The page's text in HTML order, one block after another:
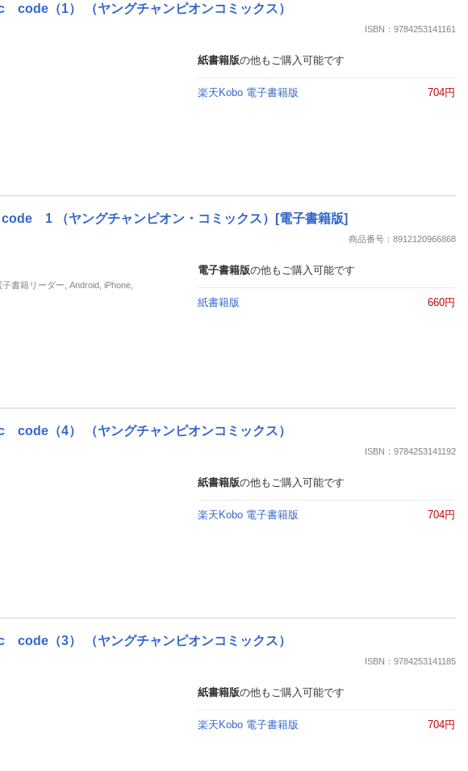
（1） （ヤングチャンピオンコミックス）
ISBN：9784253141161
紙書籍版の他もご購入可能です
楽天Kobo 電子書籍版 704円
1 （ヤングチャンピオン・コミックス）[電子書籍版]
商品番号：8912120966868
書籍リーダー, Android, iPhone,
電子書籍版の他もご購入可能です
紙書籍版 660円
（4） （ヤングチャンピオンコミックス）
ISBN：9784253141192
紙書籍版の他もご購入可能です
楽天Kobo 電子書籍版 704円
（3） （ヤングチャンピオンコミックス）
ISBN：9784253141185
紙書籍版の他もご購入可能です
楽天Kobo 電子書籍版 704円